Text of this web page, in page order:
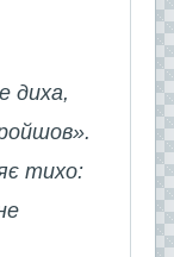
диха,
тихо: